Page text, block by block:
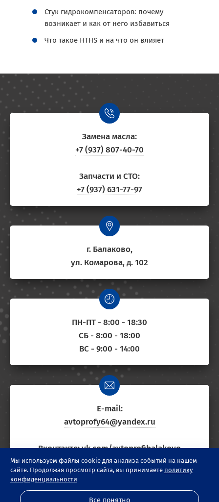
Стук гидрокомпенсаторов: почему
возникает и как от него избавиться
Что такое HTHS и на что он влияет
Замена масла:
+7 (937) 807-40-70
Запчасти и СТО:
+7 (937) 631-77-97
г. Балаково,
ул. Комарова, д. 102
ПН-ПТ - 8:00 - 18:30
СБ - 8:00 - 18:00
ВС - 9:00 - 14:00
E-mail:
avtoprofy64@yandex.ru
Вконтакте:vk.com/avtoprofibalakovo
©2026 Автосервис АВТОпрофи в г. Балаково
Мы используем файлы cookie для анализа событий на нашем
сайте. Продолжая просмотр сайта, вы принимаете политику
конфиденциальности
Все понятно